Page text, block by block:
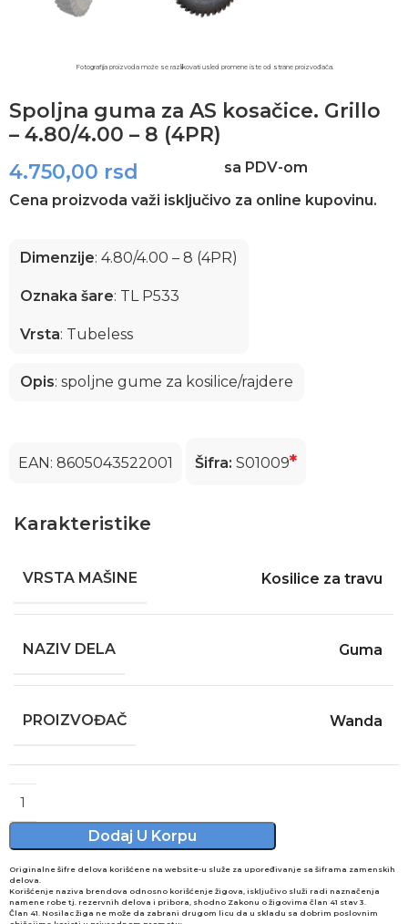
Fotografija proizvoda može se razlikovati usled promene iste od strane proizvođača.​
Spoljna guma za AS kosačice. Grillo
– 4.80/4.00 – 8 (4PR)
4.750,00 rsd
sa PDV-om
Cena proizvoda važi isključivo za online kupovinu.
Dimenzije: 4.80/4.00 – 8 (4PR)
Oznaka šare: TL P533
Vrsta: Tubeless
Opis: spoljne gume za kosilice/rajdere
EAN: 8605043522001 Šifra:S01009*
Karakteristike
VRSTA MAŠINE Kosilice za travu
NAZIV DELA Guma
PROIZVOĐAČ Wanda
Dodaj U Korpu
Alternative:
Originalne šifre delova korišćene na website-u služe za upoređivanje sa šiframa zamenskih
delova.
Korišćenje naziva brendova odnosno korišćenje žigova, isključivo služi radi naznačenja
namene robe tj. rezervnih delova i pribora, shodno Zakonu o žigovima član 41 stav 3.
Član 41. Nosilac žiga ne može da zabrani drugom licu da u skladu sa dobrim poslovnim